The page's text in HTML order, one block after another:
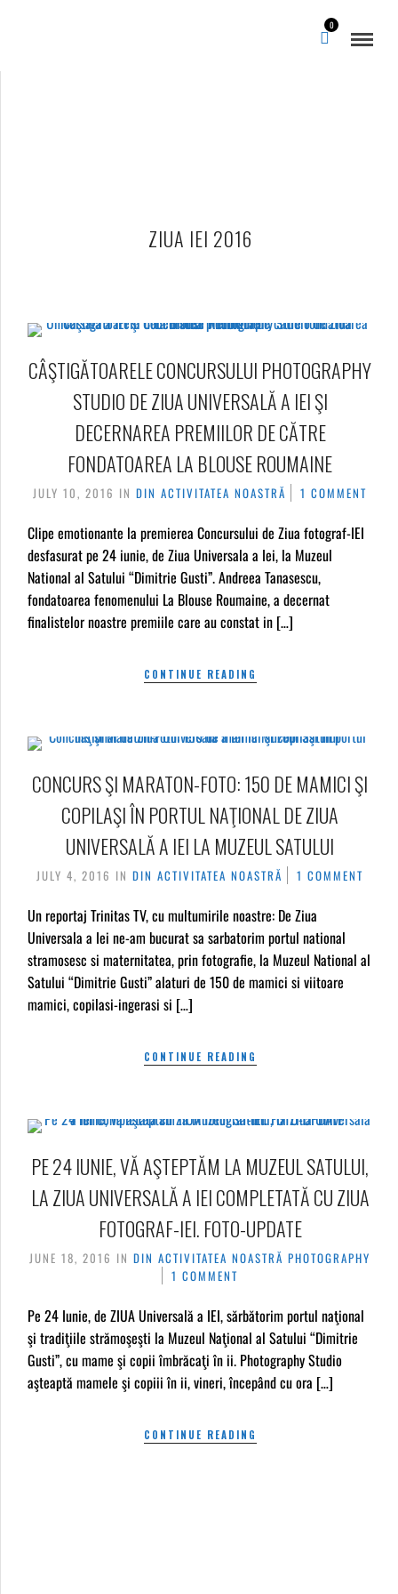
0
ZIUA IEI 2016
CÂŞTIGĂTOARELE CONCURSULUI PHOTOGRAPHY
STUDIO DE ZIUA UNIVERSALĂ A IEI ŞI
DECERNAREA PREMIILOR DE CĂTRE
FONDATOAREA LA BLOUSE ROUMAINE
JULY 10, 2016 IN DIN ACTIVITATEA NOASTRĂ 1 COMMENT
Clipe emotionante la premierea Concursului de Ziua fotograf-IEI
desfasurat pe 24 iunie, de Ziua Universala a Iei, la Muzeul
National al Satului “Dimitrie Gusti”. Andreea Tanasescu,
fondatoarea fenomenului La Blouse Roumaine, a decernat
finalistelor noastre premiile care au constat in […]
CONTINUE READING
CONCURS ŞI MARATON-FOTO: 150 DE MAMICI ŞI
COPILAŞI ÎN PORTUL NAŢIONAL DE ZIUA
UNIVERSALĂ A IEI LA MUZEUL SATULUI
JULY 4, 2016 IN DIN ACTIVITATEA NOASTRĂ 1 COMMENT
Un reportaj Trinitas TV, cu multumirile noastre: De Ziua
Universala a Iei ne-am bucurat sa sarbatorim portul national
stramosesc si maternitatea, prin fotografie, la Muzeul National al
Satului “Dimitrie Gusti” alaturi de 150 de mamici si viitoare
mamici, copilasi-ingerasi si […]
CONTINUE READING
PE 24 IUNIE, VĂ AŞTEPTĂM LA MUZEUL SATULUI,
LA ZIUA UNIVERSALĂ A IEI COMPLETATĂ CU ZIUA
FOTOGRAF-IEI. FOTO-UPDATE
JUNE 18, 2016 IN DIN ACTIVITATEA NOASTRĂ PHOTOGRAPHY
1 COMMENT
Pe 24 Iunie, de ZIUA Universală a IEI, sărbătorim portul naţional
şi tradiţiile strămoşeşti la Muzeul Naţional al Satului “Dimitrie
Gusti”, cu mame şi copii îmbrăcaţi în ii. Photography Studio
aşteaptă mamele şi copiii în ii, vineri, începând cu ora […]
CONTINUE READING